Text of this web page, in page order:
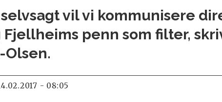
vil vi kommunisere
Fjellheims penn som filter,
Olsen.
14.02.2017 - 08:05